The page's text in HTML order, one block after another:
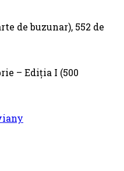
de buzunar), 552 de
– Ediția I (500